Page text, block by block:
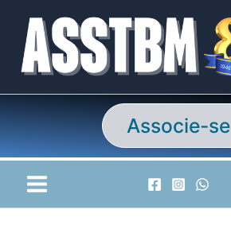
conteúdo
Associe-se